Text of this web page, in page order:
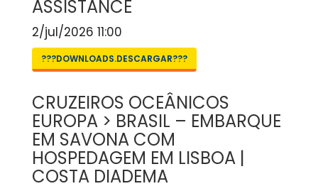
ASSISTANCE
2/jul/2026 11:00
???DOWNLOADS.DESCARGAR???
CRUZEIROS OCEÂNICOS
EUROPA > BRASIL – EMBARQUE
EM SAVONA COM
HOSPEDAGEM EM LISBOA |
COSTA DIADEMA